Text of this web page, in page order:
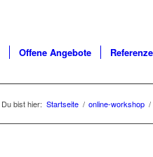
Offene Angebote
Du bist hier: Startseite / online-workshop /